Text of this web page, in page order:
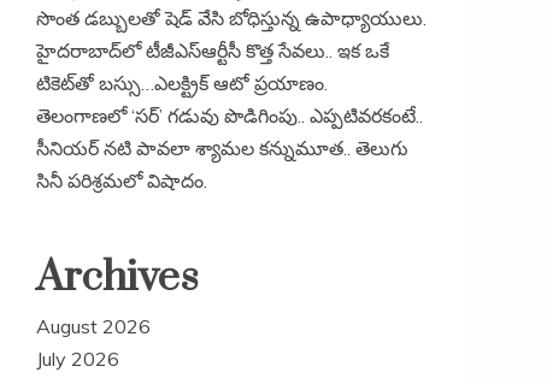
సొంత డబ్బులతో షెడ్ వేసి బోధిస్తున్న ఉపాధ్యాయులు.
హైదరాబాద్‌లో టీజీఎస్‌ఆర్టీసీ కొత్త సేవలు.. ఇక ఒకే
టికెట్‌తో బస్సు…ఎలక్ట్రిక్ ఆటో ప్రయాణం.
తెలంగాణలో ‘సర్’ గడువు పొడిగింపు.. ఎప్పటివరకంటే..
సీనియర్ నటి పావలా శ్యామల కన్నుమూత.. తెలుగు
సినీ పరిశ్రమలో విషాదం.
Archives
August 2026
July 2026